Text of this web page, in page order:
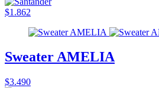
$1.862
Sweater AMELIA
$3.490